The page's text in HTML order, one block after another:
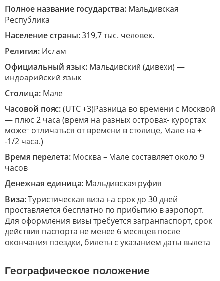
Полное название государства: Мальдивская
Республика
Население страны:319,7 тыс. человек.
Религия: Ислам
Официальный язык: Мальдивский (дивехи) —
индоарийский язык
Столица: Мале
Часовой пояс:(UTC +3)Разница во времени с Москвой
— плюс 2 часа (время на разных островах- курортах
может отличаться от времени в столице, Мале на +
-1/2 часа.)
Время перелета: Москва – Мале составляет около 9
часов
Денежная единица: Мальдивская руфия
Виза:Туристическая виза на срок до 30 дней
проставляется бесплатно по прибытию в аэропорт.
Для оформления визы требуется загранпаспорт, срок
действия паспорта не менее 6 месяцев после
окончания поездки, билеты с указанием даты вылета
Географическое положение